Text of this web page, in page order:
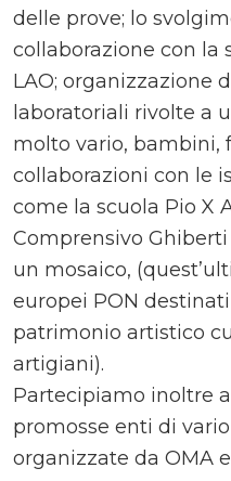
delle prove; lo
collaborazione con la
LAO; organizzazione
laboratoriali rivolte a
molto vario, bambini,
collaborazioni con le
come la scuola Pio X
Comprensivo
un mosaico,
europei PON
patrimonio artistico
artigiani).
Partecipiamo inoltre
promosse enti di
organizzate da OMA